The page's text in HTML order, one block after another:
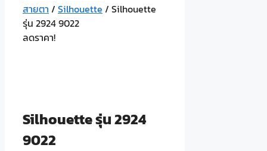
สายตา / Silhouette / Silhouette
รุ่น 2924 9022
ลดราคา!
Silhouette รุ่น 2924
9022